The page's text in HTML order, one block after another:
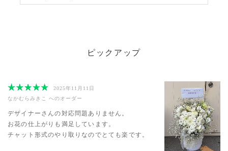
ピックアップ
2025年11月11日
なかむらみきこ へのオーダー
デザイナーさんの対応問題ありません。
お花の仕上がりも満足しています。
チャット形式のやり取りなのでとても楽です。